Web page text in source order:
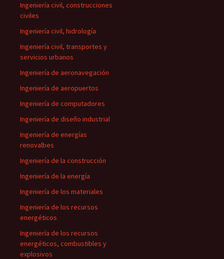
Ingeniería civil, construcciones
civiles
Ingeniería civil, hidrología
Ingeniería civil, transportes y
servicios urbanos
Ingeniería de aeronavegación
Ingeniería de aeropuertos
Ingeniería de computadores
Ingeniería de diseño industrial
Ingeniería de energías
renovalbes
Ingeniería de la construcción
Ingeniería de la energía
Ingeniería de los materiales
Ingeniería de los recursos
energéticos
Ingeniería de los recursos
energéticos, combustibles y
explosivos